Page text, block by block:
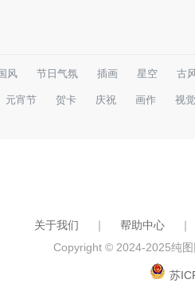
风 节日气氛 插画 星空 古
元宵节 贺卡 庆祝 画作 视
关于我们 ｜ 帮助中心
｜
Copyright © 2024-2025纯
苏